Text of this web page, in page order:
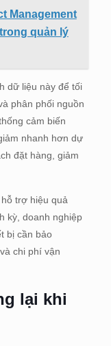
Management
quản lý
dữ liệu này để tối
phân phối nguồn
cảm biến
nhanh hơn dự
đặt hàng, giảm
trợ hiệu quả
kỳ, doanh nghiệp
bị cần bảo
chi phí vận
lại khi